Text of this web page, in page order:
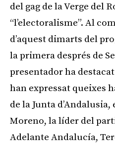
del gag de la Verge del
“l’electoralisme”. Al
d’aquest dimarts del
la primera després de
presentador ha
han expressat queixes
de la Junta
Moreno, la líder del
Adelante Andalucía,